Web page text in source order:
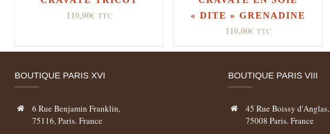
110,00€ TTC
« DITE » GRENADINE
110,00€ TTC
BOUTIQUE PARIS XVI
6 Rue Benjamin Franklin,
75116, Paris. France
BOUTIQUE PARIS VIII
45 Rue Boissy d'Anglas,
75008 Paris. France